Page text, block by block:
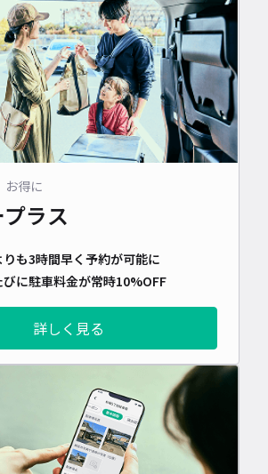
お得に
ラス
も3時間早く予約が可能に
に駐車料金が常時10%OFF
詳しく見る